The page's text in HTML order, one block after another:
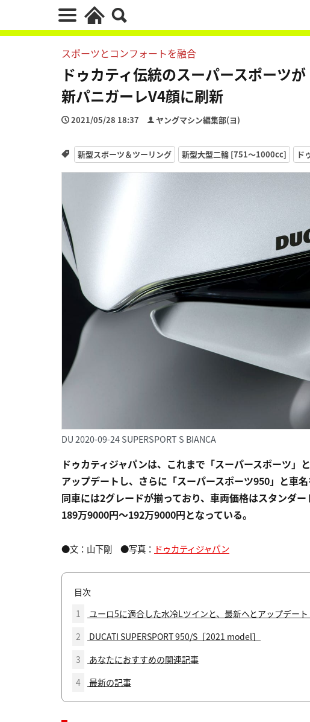
スポーツとコンフォートを融合
ドゥカティ伝統のスーパースポーツ
新パニガーレV4顔に刷新
2021/05/28 18:37 ヤングマシン編集部(ヨ)
新型スポーツ＆ツーリング 新型大型二輪 [751〜1000cc] ド
DU 2020-09-24 SUPERSPORT S BIANCA
ドゥカティジャパンは、これまで「スーパースポーツ」
アップデートし、さらに「スーパースポーツ950」と車
同車には2グレードが揃っており、車両価格はスタンダ
189万9000円～192万9000円となっている。
●文：山下剛 ●写真： ドゥカティジャパン
目次
1
ユーロ5に適合した水冷Lツインと、最新へとアップデー
2
DUCATI SUPERSPORT 950/S［2021 model］
3
あなたにおすすめの関連記事
4
最新の記事